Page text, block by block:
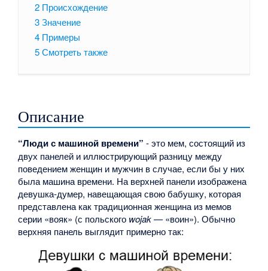
2 Происхождение
3Значение
4 Примеры
5Смотреть также
Описание
“Люди с машиной времени” - это мем, состоящий из
двух панелей и иллюстрирующий разницу между
поведением женщин и мужчин в случае, если бы у них
была машина времени. На верхней панели изображена
девушка-думер, навещающая свою бабушку, которая
представлена как традиционная женщина из мемов
серии «вояк» (с польского wojak— «воин»). Обычно
верхняя панель выглядит примерно так: